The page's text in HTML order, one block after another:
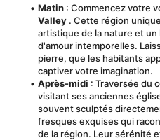
Matin : Commencez votre
Valley . Cette région
artistique de la nature et
d'amour intemporelles.
pierre, que les habitants
captiver votre imagination.
Après-midi : Traversée du
visitant ses anciennes
souvent sculptés
fresques exquises qui
de la région. Leur sérénité